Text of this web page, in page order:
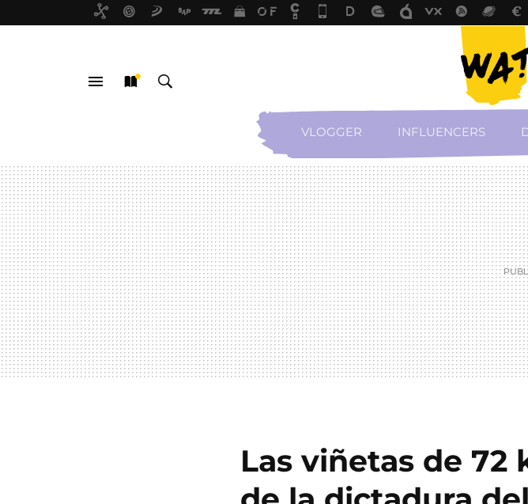
VLOGGER INFLUENCERS
Las viñetas de 72